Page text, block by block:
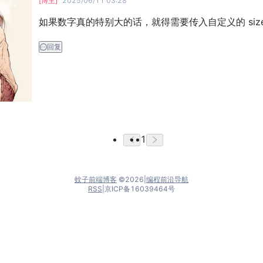
如果数字真的特别大的话，就得需要传入自定义的
回复
1
蚊子前端博客 ©2026 编程前沿导航
RSS 京ICP备16039464号